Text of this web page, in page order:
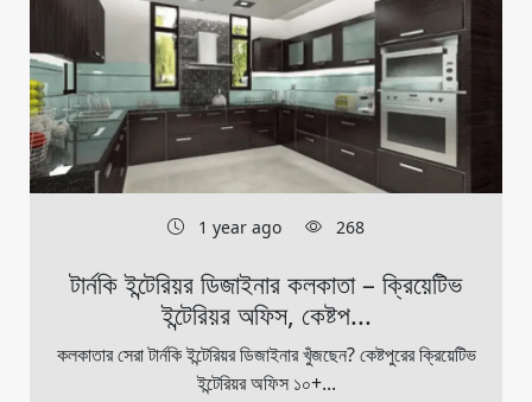
1 year ago 268
টার্নকি ইন্টেরিয়র ডিজাইনার কলকাতা – ক্রিয়েটিভ
ইন্টেরিয়র অফিস, কেষ্টপ...
কলকাতার সেরা টার্নকি ইন্টেরিয়র ডিজাইনার খুঁজছেন? কেষ্টপুরের ক্রিয়েটিভ
ইন্টেরিয়র অফিস ১০+...